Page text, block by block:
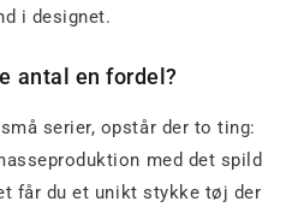
i designet.
antal en fordel?
serier, opstår der to ting:
med det spild
får du et unikt stykke tøj der